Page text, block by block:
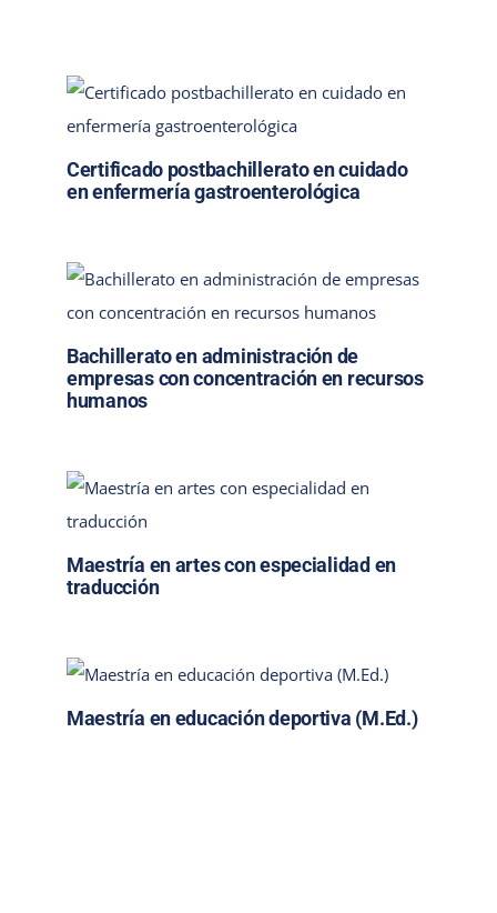
Certificado postbachillerato en cuidado
en enfermería gastroenterológica
Bachillerato en administración de
empresas con concentración en recursos
humanos
Maestría en artes con especialidad en
traducción
Maestría en educación deportiva (M.Ed.)